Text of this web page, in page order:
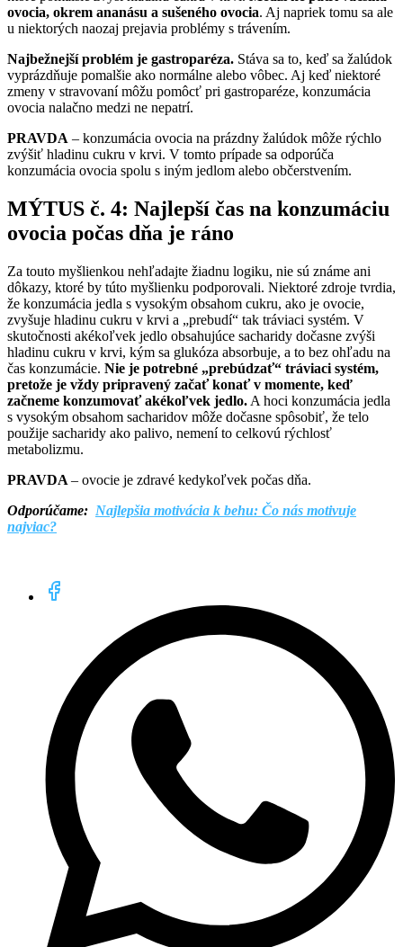
ovocia, okrem ananásu a sušeného ovocia. Aj napriek tomu sa ale
u niektorých naozaj prejavia problémy s trávením.
Najbežnejší problém je gastroparéza. Stáva sa to, keď sa žalúdok
vyprázdňuje pomalšie ako normálne alebo vôbec. Aj keď niektoré
zmeny v stravovaní môžu pomôcť pri gastroparéze, konzumácia
ovocia nalačno medzi ne nepatrí.
PRAVDA – konzumácia ovocia na prázdny žalúdok môže rýchlo
zvýšiť hladinu cukru v krvi. V tomto prípade sa odporúča
konzumácia ovocia spolu s iným jedlom alebo občerstvením.
MÝTUS č. 4: Najlepší čas na konzumáciu
ovocia počas dňa je ráno
Za touto myšlienkou nehľadajte žiadnu logiku, nie sú známe ani
dôkazy, ktoré by túto myšlienku podporovali. Niektoré zdroje tvrdia,
že konzumácia jedla s vysokým obsahom cukru, ako je ovocie,
zvyšuje hladinu cukru v krvi a „prebudí“ tak tráviaci systém. V
skutočnosti akékoľvek jedlo obsahujúce sacharidy dočasne zvýši
hladinu cukru v krvi, kým sa glukóza absorbuje, a to bez ohľadu na
čas konzumácie. Nie je potrebné „prebúdzať“ tráviaci systém,
pretože je vždy pripravený začať konať v momente, keď
začneme konzumovať akékoľvek jedlo. A hoci konzumácia jedla
s vysokým obsahom sacharidov môže dočasne spôsobiť, že telo
použije sacharidy ako palivo, nemení to celkovú rýchlosť
metabolizmu.
PRAVDA – ovocie je zdravé kedykoľvek počas dňa.
Odporúčame: Najlepšia motivácia k behu: Čo nás motivuje
najviac?